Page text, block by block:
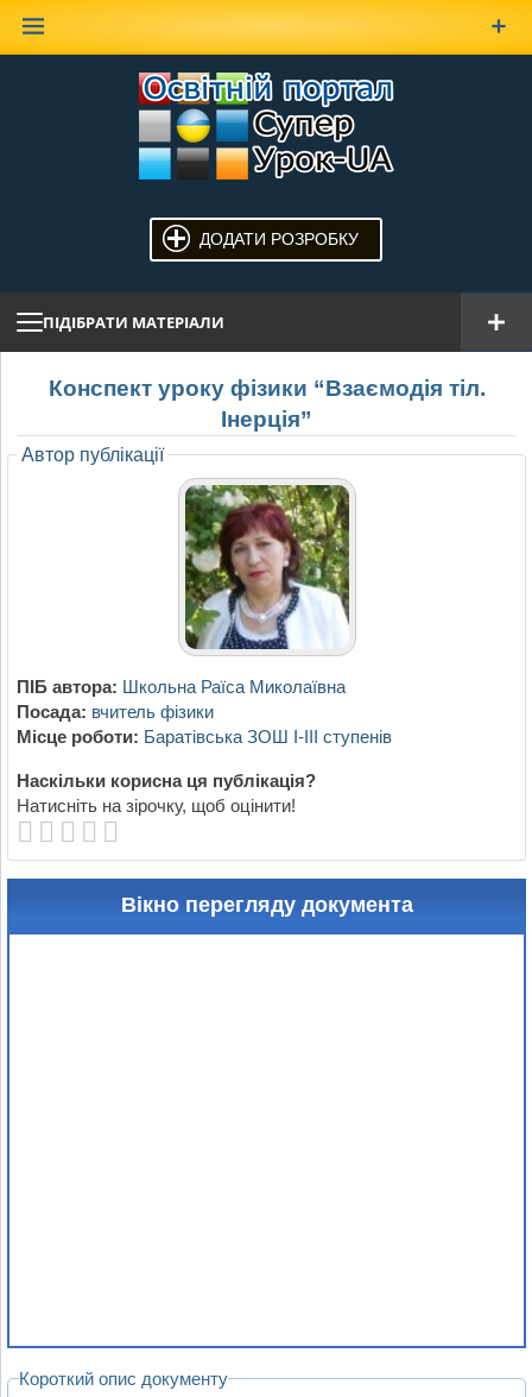
ДОДАТИ РОЗРОБКУ
ПІДІБРАТИ МАТЕРІАЛИ
Конспект уроку фізики “Взаємодія тіл.
Інерція”
Автор публікації
ПІБ автора: Школьна Раїса Миколаївна
Посада: вчитель фізики
Місце роботи: Баратівська ЗОШ І-ІІІ ступенів
Наскільки корисна ця публікація?
Натисніть на зірочку, щоб оцінити!
Вікно перегляду документа
Короткий опис документу